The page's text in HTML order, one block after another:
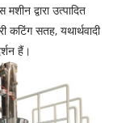
द्वारा उत्पादित
कटिंग सतह, यथार्थवादी
हैं।